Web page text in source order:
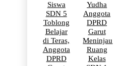
Siswa
SDN 5
Toblong
Belajar
di Teras,
Anggota
DPRD
Yudha
Anggota
DPRD
Garut
Meninjau
Ruang
Kelas